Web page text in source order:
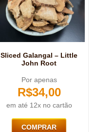
Sliced Galangal – Little
John Root
Por apenas
R$34,00
em até 12x no cartão
COMPRAR